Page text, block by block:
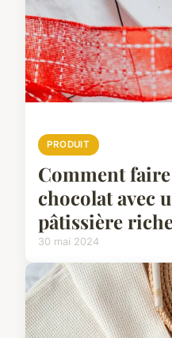
PRODUIT
Comment
chocolat avec
pâtissière
30 mai 2024